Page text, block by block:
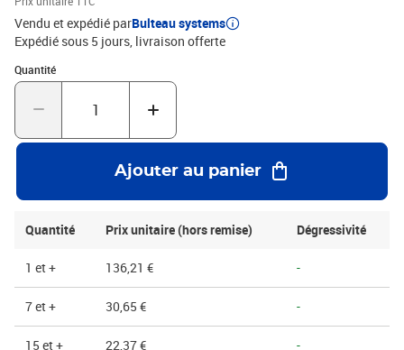
lourds.Fabriquée en carton ondulé simple cannelure, cette caisse
allie légèreté et résistance, assurant une protection adéquate
durant le transport et le stockage. Sa conception américaine
classique, avec rabats supérieurs et inférieurs, permet un montage
instantané et une fermeture sécurisée.Livrée à plat pour un gain
d'espace maximal, cette caisse se déploie en un clin d'œil,
rendent particulièrement adaptée aux objets de taille moyenne,
aux articles e-commerce, ou pour l'organisation efficace en
Vendu et expédié parBulteau systems
Expédié sous 5 jours livraison offerte
Quantité
Quantité : 1
Ajouter au panier
Quantité Prix unitaire (hors remise) Dégressivité
1 et + 136,21 € -
7 et + 30,65 € -
15 et + 22,37 € -